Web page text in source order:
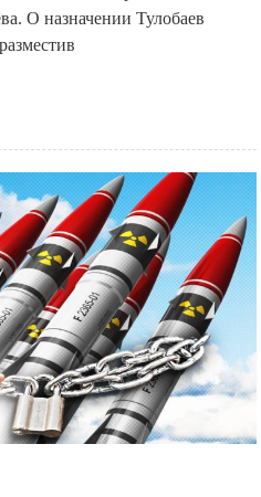
О назначении Тулобаев